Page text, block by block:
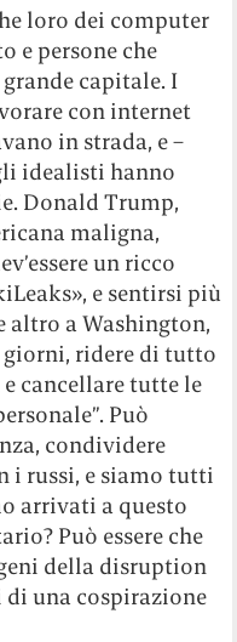
loro dei computer
e persone che
capitale. I
con internet
in strada, e –
idealisti hanno
Donald Trump,
maligna,
un ricco
e sentirsi più
altro a Washington,
giorni, ridere di tutto
cancellare tutte le
Può
condividere
i russi, e siamo tutti
arrivati a questo
Può essere che
della disruption
una cospirazione